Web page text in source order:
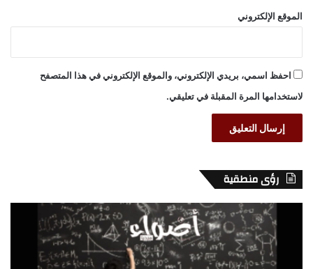
الموقع الإلكتروني
احفظ اسمي، بريدي الإلكتروني، والموقع الإلكتروني في هذا المتصفح
لاستخدامها المرة المقبلة في تعليقي.
رؤى منطقية